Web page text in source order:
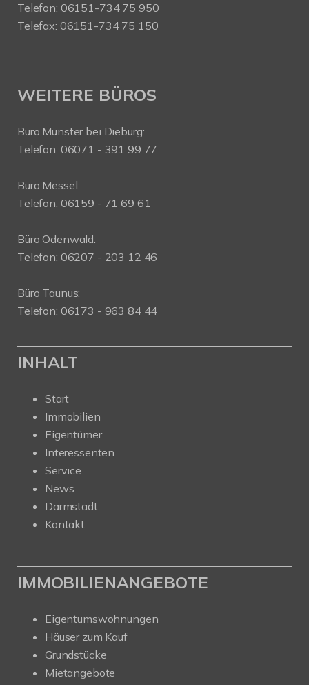
Telefon: 06151-734 75 950
Telefax: 06151-734 75 150
WEITERE BÜROS
Büro Münster bei Dieburg:
Telefon: 06071 - 391 99 77
Büro Messel:
Telefon: 06159 - 71 69 61
Büro Odenwald:
Telefon: 06207 - 203 12 46
Büro Taunus:
Telefon: 06173 - 963 84 44
INHALT
Start
Immobilien
Eigentümer
Interessenten
Service
News
Darmstadt
Kontakt
IMMOBILIENANGEBOTE
Eigentumswohnungen
Häuser zum Kauf
Grundstücke
Mietangebote